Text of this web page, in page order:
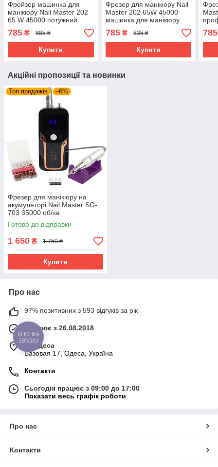
Фрейзер машинка для
манікюру Nail Master 202
65 W 45000 потужний
професійний манікюрний
фрезер апарат фрези Nail
Drill pro zs 601
785 ₴ 885 ₴
Купити
Фрезер для манікюру Nail
Master 202 65W 45000
машинка для манікюру
манікюрний фрезер Nail
Drill zs 601
785₴ 835 ₴
Купити
zs
785
Акційні пропозиції та новинки
Топ продажів –6%
Фрезер для манікюру на
акумуляторі Nail Master SG-
703 35000 об/хв
Готово до відправки
1 650 ₴ 1 750 ₴
Купити
Про нас
97% позитивних з 593 відгуків за рік
Працює з 26.08.2018
м. Одеса
Базовая 17, Одеса, Україна
Контакти
Сьогодні працює з 09:00 до 17:00
Показати весь графік роботи
Про нас
Контакти
КНОПКА
ЗВ'ЯЗКУ